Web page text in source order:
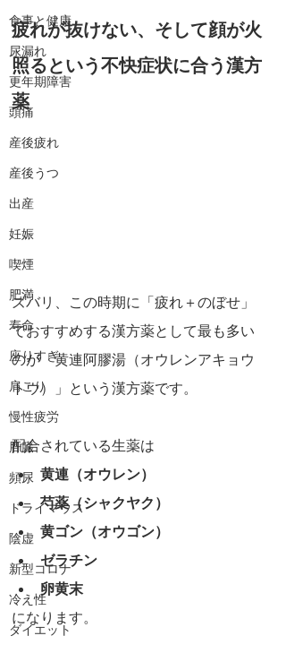
食事と健康
尿漏れ
更年期障害
頭痛
産後疲れ
産後うつ
出産
妊娠
喫煙
肥満
寿命
座りすぎ
肩こり
慢性疲労
肝臓
頻尿
ドライマウス
陰虚
新型コロナ
冷え性
ダイエット
疲れが抜けない、そして顔が火
照るという不快症状に合う漢方
薬
ズバリ、この時期に「疲れ＋のぼせ」
でおすすめする漢方薬として最も多い
のが「黄連阿膠湯（オウレンアキョウ
トウ）」という漢方薬です。
配合されている生薬は
黄連（オウレン）
芍薬（シャクヤク）
黄ゴン（オウゴン）
ゼラチン
卵黄末
になります。